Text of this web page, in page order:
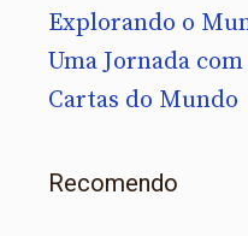
Explorando o
Uma Jornada
Cartas do Mundo
Recomendo